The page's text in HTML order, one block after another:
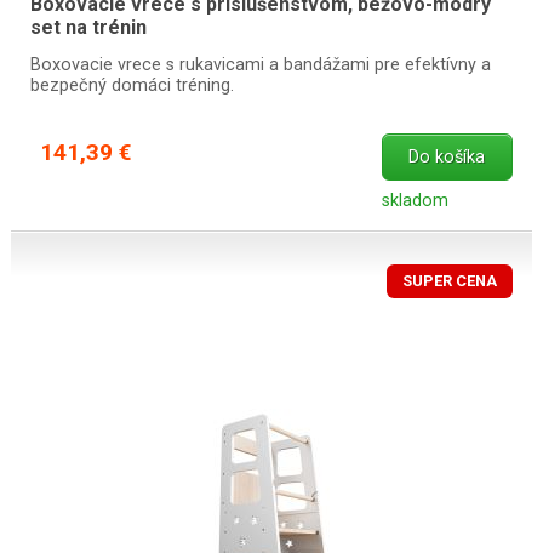
set na trénin
Boxovacie vrece s rukavicami a bandážami pre efektívny a
bezpečný domáci tréning.
141,39 € Do košíka
skladom
SUPER CENA